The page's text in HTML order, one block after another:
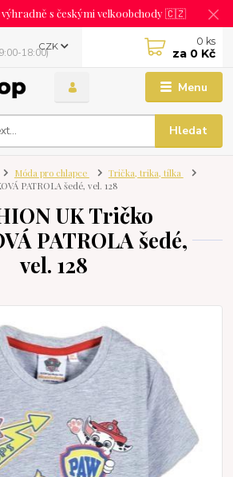
výhradně s českými velkoobchody 🇨🇿
Menu
CZK
Hledat
18:00)
0 ks
za 0 Kč
Móda pro chlapce
Trička, trika, tílka
PATROLA šedé, vel. 128
UK Tričko
PATROLA šedé,
vel. 128